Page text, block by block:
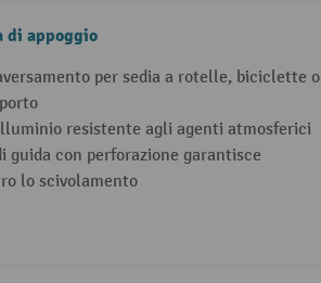
di appoggio
per sedia a rotelle, biciclette o
resistente agli agenti atmosferici
guida con perforazione garantisce
lo scivolamento